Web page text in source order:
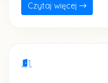
Czytaj więcej